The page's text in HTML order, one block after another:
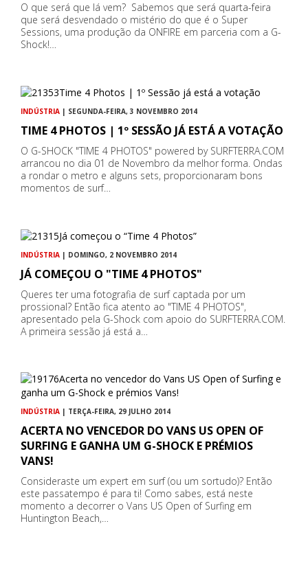
O que será que lá vem? Sabemos que será quarta-feira
que será desvendado o mistério do que é o Super
Sessions, uma produção da ONFIRE em parceria com a G-
Shock!…
INDÚSTRIA | SEGUNDA-FEIRA, 3 NOVEMBRO 2014
TIME 4 PHOTOS | 1º SESSÃO JÁ ESTÁ A VOTAÇÃO
O G-SHOCK "TIME 4 PHOTOS​"​ powered by SURFTERRA.COM
arrancou no dia 01 de Novembro da melhor forma. Ondas
a rondar o metro e alguns sets, proporcionaram bons
momentos de surf…
INDÚSTRIA | DOMINGO, 2 NOVEMBRO 2014
JÁ COMEÇOU O "TIME 4 PHOTOS"
Queres ter uma fotografia de surf captada por um
prossional? Então fica atento ao "TIME 4 PHOTOS",
apresentado pela G-Shock com apoio do SURFTERRA.COM.
A primeira sessão já está a…
INDÚSTRIA | TERÇA-FEIRA, 29 JULHO 2014
ACERTA NO VENCEDOR DO VANS US OPEN OF
SURFING E GANHA UM G-SHOCK E PRÉMIOS
VANS!
Consideraste um expert em surf (ou um sortudo)? Então
este passatempo é para ti! Como sabes, está neste
momento a decorrer o Vans US Open of Surfing em
Huntington Beach,…